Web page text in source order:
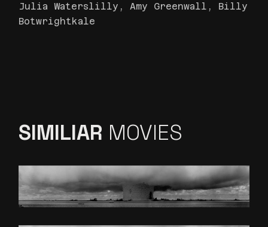
Julia Waterslilly, Amy Greenwall, Billy
Botwrightkale
SIMILIAR MOVIES
WORLD BIGGESTACCIDENT